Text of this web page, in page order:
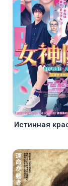
Истинная